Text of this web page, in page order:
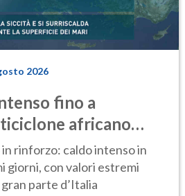
2026
fino a
africano
rinforzo: caldo intenso in
giorni, con valori estremi
parte d’Italia